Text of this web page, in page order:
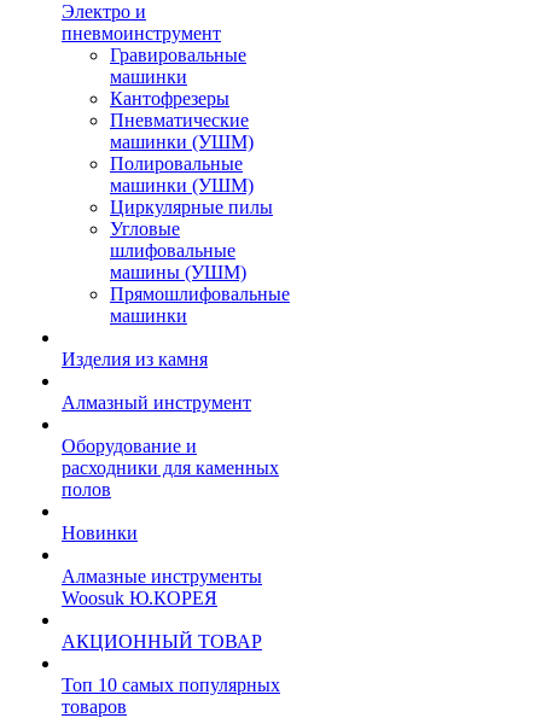
Электро и
пневмоинструмент
Гравировальные
машинки
Кантофрезеры
Пневматические
машинки (УШМ)
Полировальные
машинки (УШМ)
Циркулярные пилы
Угловые
шлифовальные
машины (УШМ)
Прямошлифовальные
машинки
Изделия из камня
Алмазный инструмент
Оборудование и
расходники для каменных
полов
Новинки
Алмазные инструменты
Woosuk Ю.КОРЕЯ
АКЦИОННЫЙ ТОВАР
Топ 10 самых популярных
товаров